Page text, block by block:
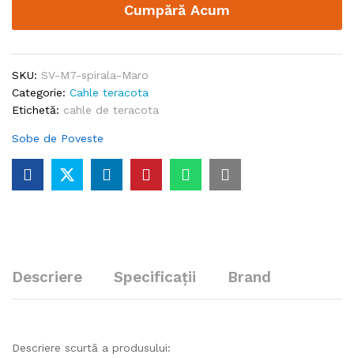
Cumpără Acum
SKU: SV-M7-spirala-Maro
Categorie: Cahle teracota
Etichetă: cahle de teracota
Sobe de Poveste
Descriere Specificații Brand
Descriere scurtă a produsului: